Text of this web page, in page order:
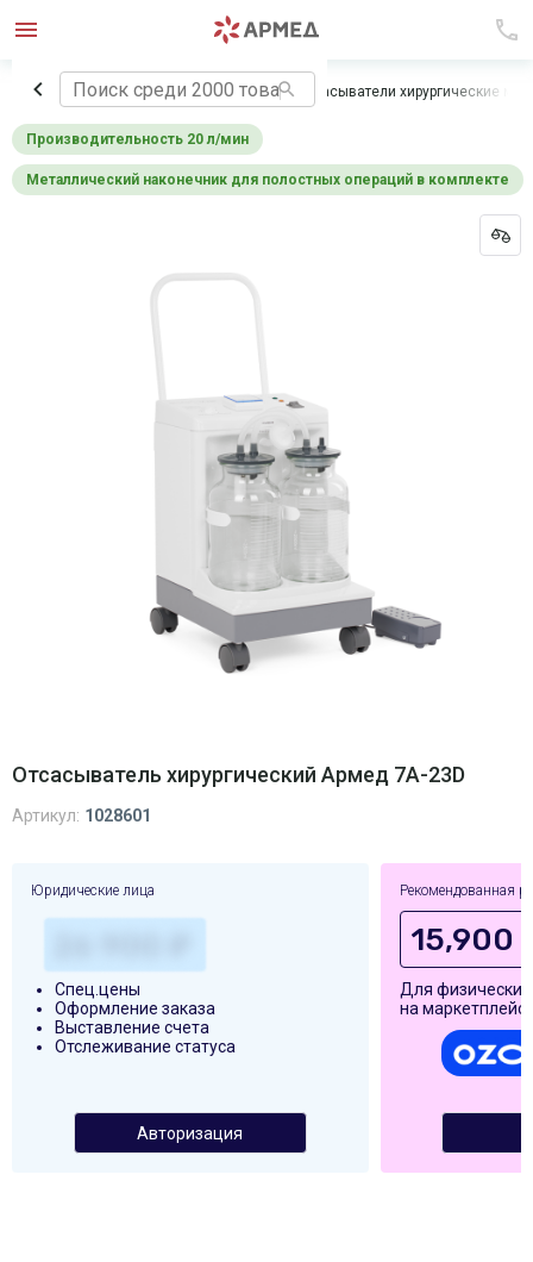
Главная Медицинское оборудование Отсасыватели хирургические
Производительность 20 л/мин
Металлический наконечник для полостных операций в комплекте
Отсасыватель хирургический Армед 7А-23D
Артикул: 1028601
Юридические лица
Спец.цены
Оформление заказа
Выставление счета
Отслеживание статуса
Авторизация
Рекомендованная
15,900
Для
на